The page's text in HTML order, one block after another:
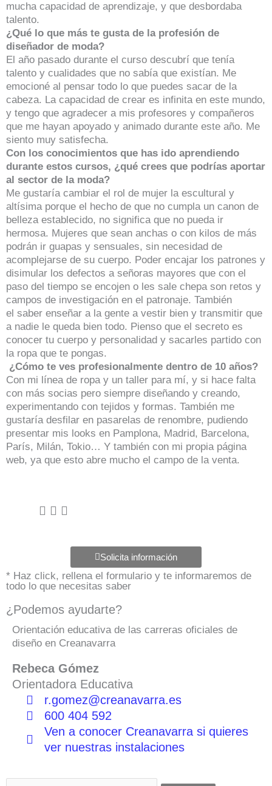
mucha capacidad de aprendizaje, y que desbordaba
talento.
¿Qué lo que más te gusta de la profesión de
diseñador de moda?
El año pasado durante el curso descubrí que tenía
talento y cualidades que no sabía que existían. Me
emocioné al pensar todo lo que puedes sacar de la
cabeza. La capacidad de crear es infinita en este mundo,
y tengo que agradecer a mis profesores y compañeros
que me hayan apoyado y animado durante este año. Me
siento muy satisfecha.
Con los conocimientos que has ido aprendiendo
durante estos cursos, ¿qué crees que podrías aportar
al sector de la moda?
Me gustaría cambiar el rol de mujer la escultural y
altísima porque el hecho de que no cumpla un canon de
belleza establecido, no significa que no pueda ir
hermosa. Mujeres que sean anchas o con kilos de más
podrán ir guapas y sensuales, sin necesidad de
acomplejarse de su cuerpo. Poder encajar los patrones y
disimular los defectos a señoras mayores que con el
paso del tiempo se encojen o les sale chepa son retos y
campos de investigación en el patronaje. También
el saber enseñar a la gente a vestir bien y transmitir que
a nadie le queda bien todo. Pienso que el secreto es
conocer tu cuerpo y personalidad y sacarles partido con
la ropa que te pongas.
¿Cómo te ves profesionalmente dentro de 10 años?
Con mi línea de ropa y un taller para mí, y si hace falta
con más socias pero siempre diseñando y creando,
experimentando con tejidos y formas. También me
gustaría desfilar en pasarelas de renombre, pudiendo
presentar mis looks en Pamplona, Madrid, Barcelona,
París, Milán, Tokio… Y también con mi propia página
web, ya que esto abre mucho el campo de la venta.
Solicita información
* Haz click, rellena el formulario y te informaremos de
todo lo que necesitas saber
¿Podemos ayudarte?
Orientación educativa de las carreras oficiales de
diseño en Creanavarra
Rebeca Gómez
Orientadora Educativa
r.gomez@creanavarra.es
600 404 592
Ven a conocer Creanavarra si quieres
ver nuestras instalaciones